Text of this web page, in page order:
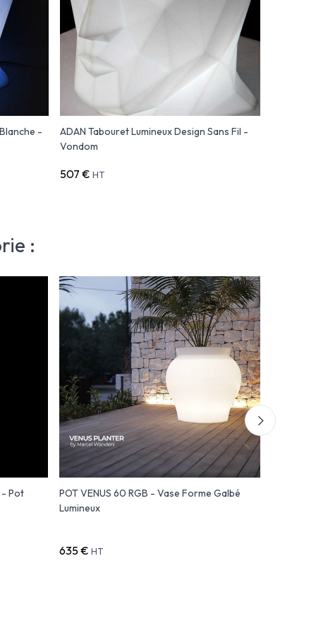
-
ADAN Tabouret Lumineux Design Sans Fil -
Vondom
507 € HT
:
- Pot
POT VENUS 60 RGB - Vase Forme Galbé
Lumineux
635 € HT